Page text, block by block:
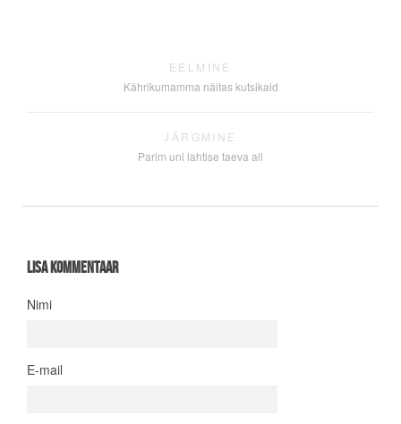
EELMINE
Kährikumamma näitas kutsikaid
JÄRGMINE
Parim uni lahtise taeva all
Lisa kommentaar
Nimi
E-mail